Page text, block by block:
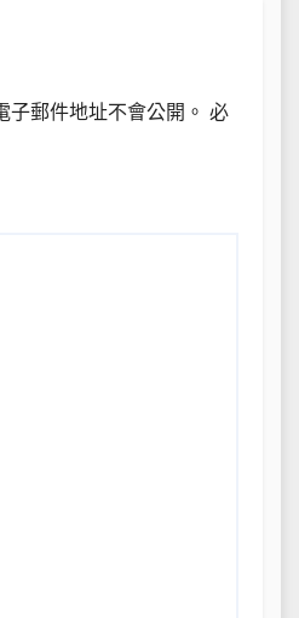
子郵件地址不會公開。 必